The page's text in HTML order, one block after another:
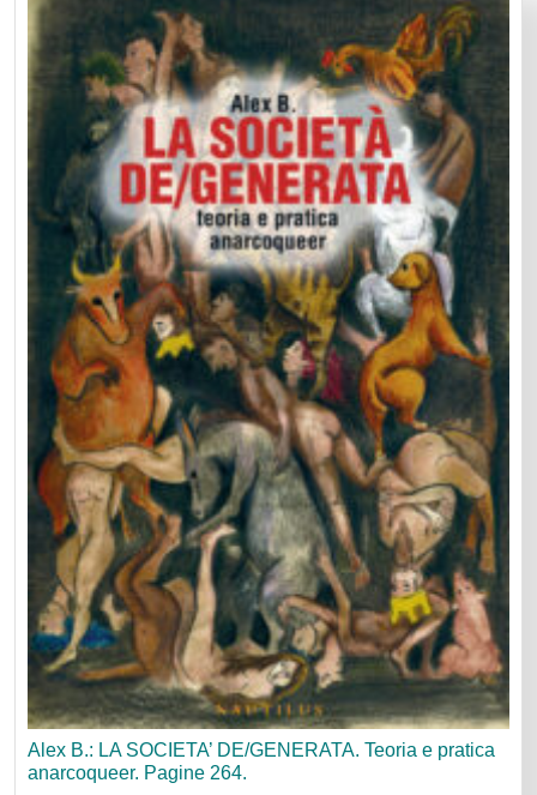
Alex B.: LA SOCIETA’ DE/GENERATA. Teoria e pratica
anarcoqueer. Pagine 264.